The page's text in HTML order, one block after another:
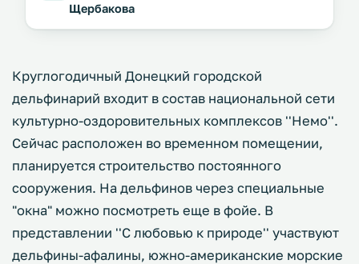
Щербакова
Круглогодичный Донецкий городской
дельфинарий входит в состав национальной сети
культурно-оздоровительных комплексов ''Немо''.
Сейчас расположен во временном помещении,
планируется строительство постоянного
сооружения. На дельфинов через специальные
"окна" можно посмотреть еще в фойе. В
представлении ''С любовью к природе'' участвуют
дельфины-афалины, южно-американские морские